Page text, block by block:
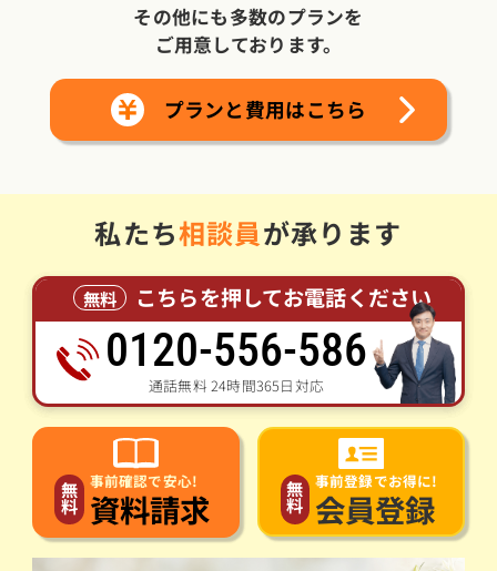
その他にも多数のプランを
ご用意しております。
プランと費用はこちら
私たち相談員が承ります
無料 こちらを押してお電話ください
0120-556-586
通話無料 24時間365日対応
無
料
事前確認で安心!
資料請求 無
料
事前登録でお得に!
会員登録